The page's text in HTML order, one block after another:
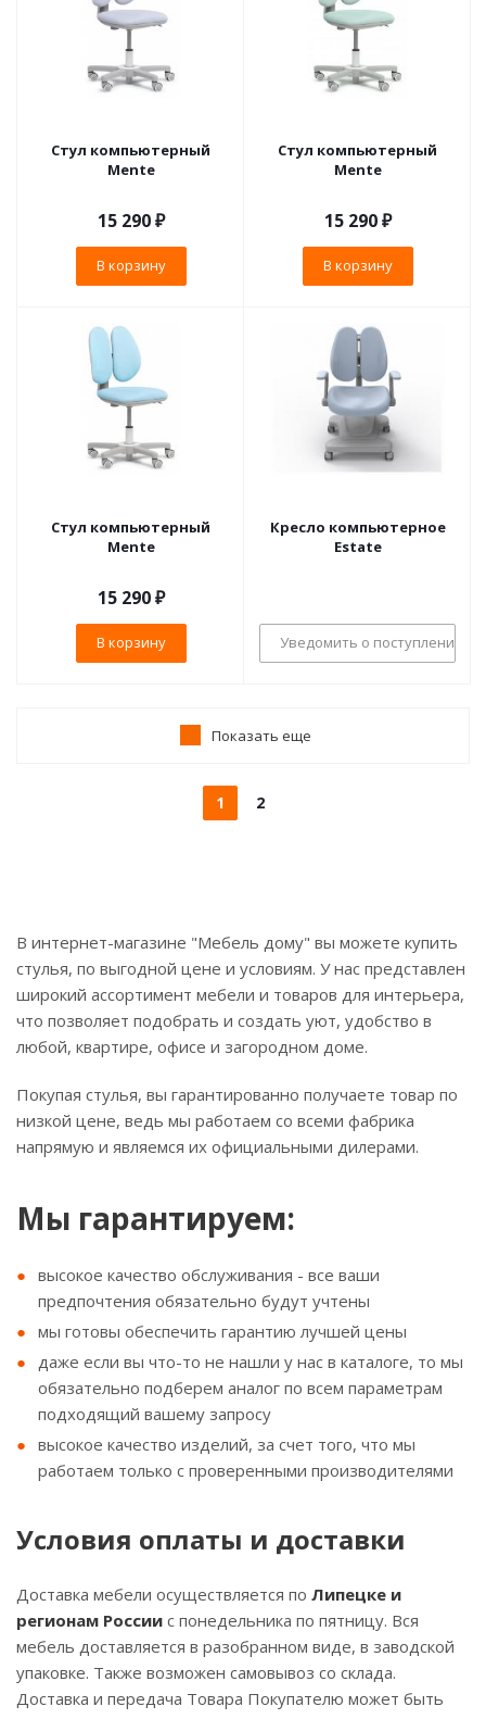
Стул компьютерный
Mente
15 290₽
В корзину
Стул компьютерный
Mente
15 290₽
В корзину
Стул компьютерный
Mente
15 290₽
В корзину
Кресло компьютерное
Estate
Уведомить о поступлении
Показать еще
1 2
В интернет-магазине "Мебель дому" вы можете купить
стулья, по выгодной цене и условиям. У нас представлен
широкий ассортимент мебели и товаров для интерьера,
что позволяет подобрать и создать уют, удобство в
любой, квартире, офисе и загородном доме.
Покупая стулья, вы гарантированно получаете товар по
низкой цене, ведь мы работаем со всеми фабрика
напрямую и являемся их официальными дилерами.
Мы гарантируем:
высокое качество обслуживания - все ваши
предпочтения обязательно будут учтены
мы готовы обеспечить гарантию лучшей цены
даже если вы что-то не нашли у нас в каталоге, то мы
обязательно подберем аналог по всем параметрам
подходящий вашему запросу
высокое качество изделий, за счет того, что мы
работаем только с проверенными производителями
Условия оплаты и доставки
Доставка мебели осуществляется по Липецке и
регионам России с понедельника по пятницу. Вся
мебель доставляется в разобранном виде, в заводской
упаковке. Также возможен самовывоз со склада.
Доставка и передача Товара Покупателю может быть